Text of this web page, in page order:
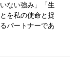
ない強み」「生
を私の使命と捉
パートナーであ